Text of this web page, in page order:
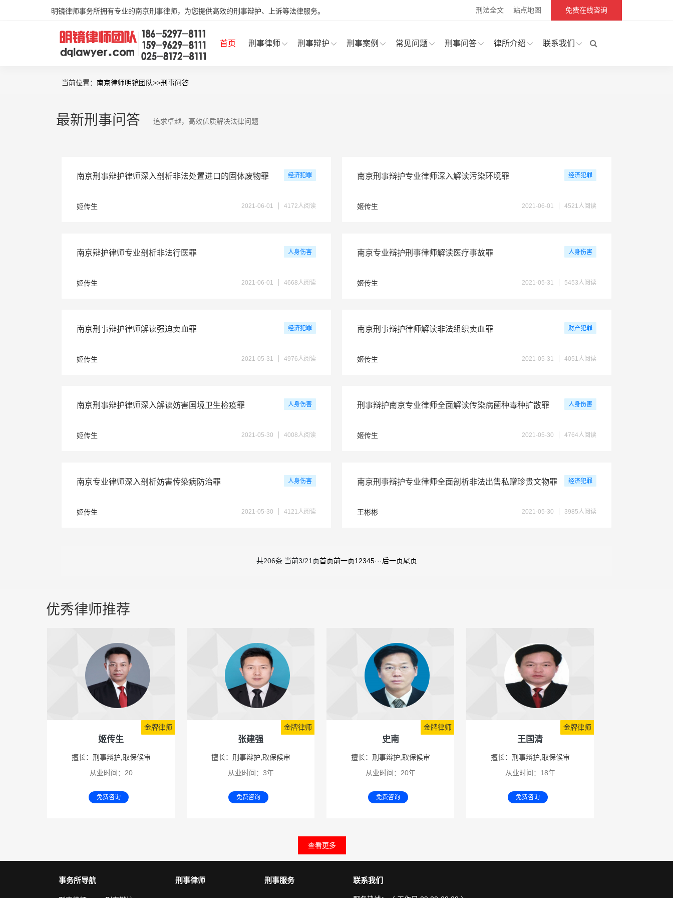
明镜律师事务所拥有专业的南京刑事律师，为您提供高效的刑事辩护、上诉等法律服务。 刑法全文 站点地图 免费在线咨询
首页 刑事律师 刑事辩护 刑事案例 常见问题 刑事问答 律所介绍 联系我们
当前位置： 南京律师明镜团队>>刑事问答
最新刑事问答 追求卓越，高效优质解决法律问题
南京刑事辩护律师深入剖析非法处置进口的固体废物罪 经济犯罪
姬传生 2021-06-01 4172人阅读
南京刑事辩护专业律师深入解读污染环境罪 经济犯罪
姬传生 2021-06-01 4521人阅读
南京辩护律师专业剖析非法行医罪 人身伤害
姬传生 2021-06-01 4668人阅读
南京专业辩护刑事律师解读医疗事故罪 人身伤害
姬传生 2021-05-31 5453人阅读
南京刑事辩护律师解读强迫卖血罪 经济犯罪
姬传生 2021-05-31 4976人阅读
南京刑事辩护律师解读非法组织卖血罪 财产犯罪
姬传生 2021-05-31 4051人阅读
南京刑事辩护律师深入解读妨害国境卫生检疫罪 人身伤害
姬传生 2021-05-30 4008人阅读
刑事辩护南京专业律师全面解读传染病菌种毒种扩散罪 人身伤害
姬传生 2021-05-30 4764人阅读
南京专业律师深入剖析妨害传染病防治罪 人身伤害
姬传生 2021-05-30 4121人阅读
南京刑事辩护专业律师全面剖析非法出售私赠珍贵文物罪 经济犯罪
王彬彬 2021-05-30 3985人阅读
共206条 当前3/21页首页前一页1 2345···后一页尾页
优秀律师推荐
姬传生
擅长：刑事辩护,取保候审
从业时间：20
金牌律师
免费咨询
张建强
擅长：刑事辩护,取保候审
从业时间：3年
金牌律师
免费咨询
史南
擅长：刑事辩护,取保候审
从业时间：20年
金牌律师
免费咨询
王国清
擅长：刑事辩护,取保候审
从业时间：18年
金牌律师
免费咨询
查看更多
事务所导航 刑事律师 刑事服务 联系我们